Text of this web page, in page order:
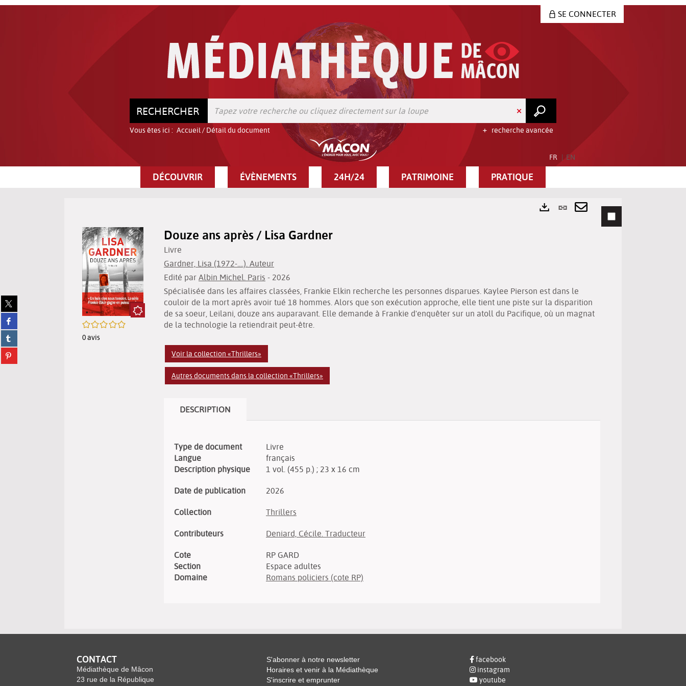
SE CONNECTER
RECHERCHER
recherche avancée
Vous êtes ici : Accueil/ Détail du document
FR EN
DÉCOUVRIR ÉVÈNEMENTS 24H/24 PATRIMOINE PRATIQUE
Partager
sur
twitter
(Nouvelle
fenêtre)
Partager
sur
facebook
(Nouvelle
fenêtre)
Partager
sur
tumblr
(Nouvelle
Partager
sur
Lien
permanent
Envoyer
/5
0avis
Douze ans après / Lisa Gardner
Livre
Gardner, Lisa (1972-....). Auteur
Edité par Albin Michel. Paris - 2026
Spécialisée dans les affaires classées, Frankie Elkin recherche les personnes disparues. Kaylee Pierson est dans le
couloir de la mort après avoir tué 18 hommes. Alors que son exécution approche, elle tient une piste sur la disparition
de sa soeur, Leilani, douze ans auparavant. Elle demande à Frankie d'enquêter sur un atoll du Pacifique, où un magnat
de la technologie la retiendrait peut-être.
Voir la collection «Thrillers»
Autres documents dans la collection «Thrillers»
DESCRIPTION
Type de document
Livre
Langue
français
Description physique
1 vol. (455 p.) ; 23 x 16 cm
Date de publication 2026
Collection Thrillers
Contributeurs Deniard, Cécile. Traducteur
Cote
RP GARD
Section
Espace adultes
Domaine
Romans policiers (cote RP)
CONTACT
Médiathèque de Mâcon
23 rue de la République
S'abonner à notre newsletter
Horaires et venir à la Médiathèque
S'inscrire et emprunter
facebook
instagram
youtube